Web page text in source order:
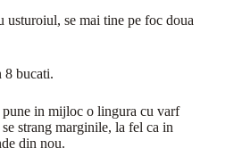
usturoiul, se mai tine pe foc doua
8 bucati.
pune in mijloc o lingura cu varf
strang marginile, la fel ca in
din nou.